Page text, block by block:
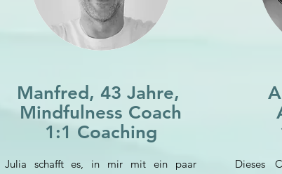
Manfred, 43 Jahre,
Mindfulness Coach
1:1 Coaching
Julia schafft es, in mir mit ein paar
Dieses